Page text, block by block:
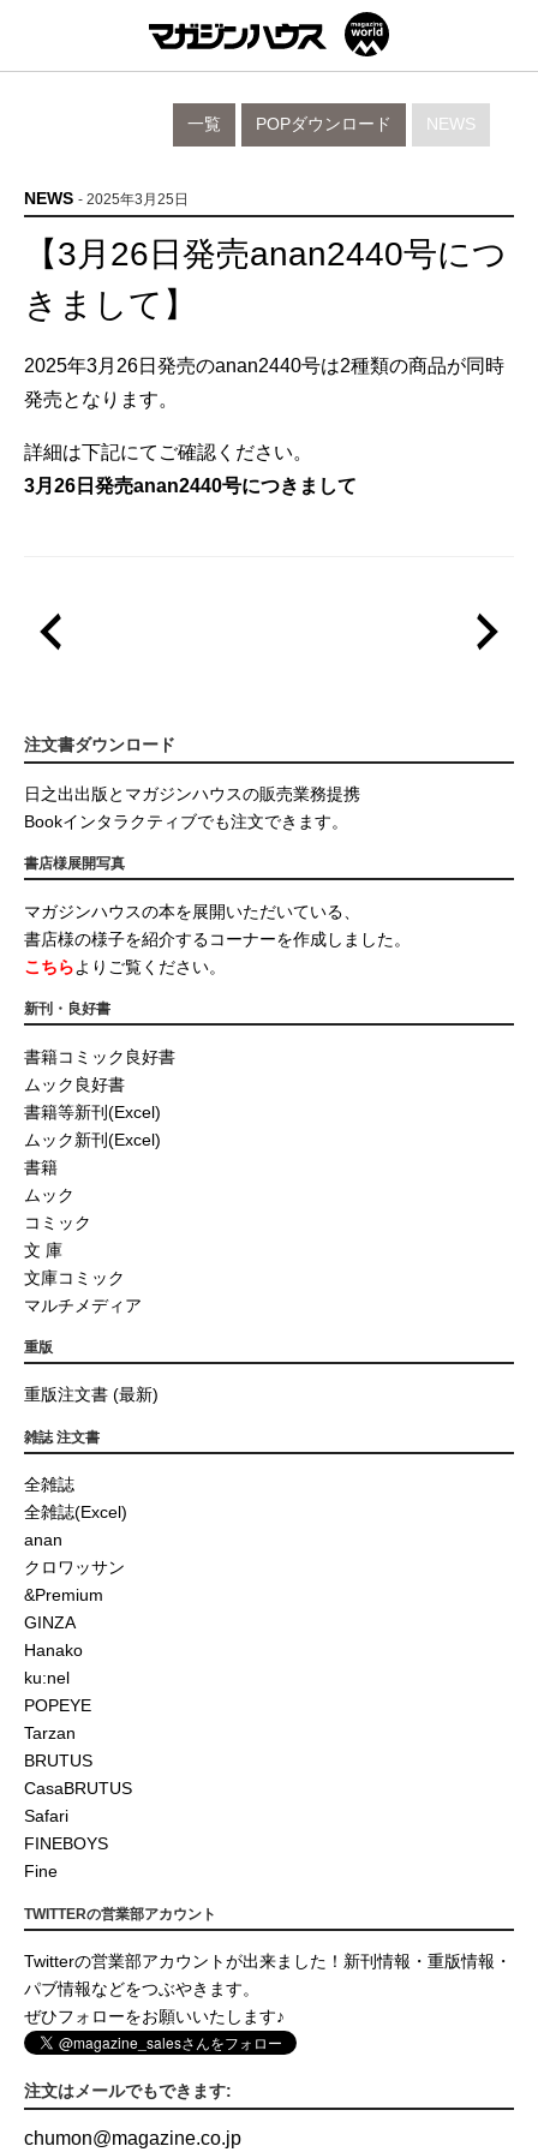
NEWS
POPダウンロード
一覧
NEWS - 2025年3月25日
【3月26日発売anan2440号につ
きまして】
2025年3月26日発売のanan2440号は2種類の商品が同時
発売となります。
詳細は下記にてご確認ください。
3月26日発売anan2440号につきまして
注文書ダウンロード
日之出出版とマガジンハウスの販売業務提携
Bookインタラクティブでも注文できます。
書店様展開写真
マガジンハウスの本を展開いただいている、
書店様の様子を紹介するコーナーを作成しました。
こちらよりご覧ください。
新刊・良好書
書籍コミック良好書
ムック良好書
書籍等新刊(Excel)
ムック新刊(Excel)
書籍
ムック
コミック
文 庫
文庫コミック
マルチメディア
重版
重版注文書 (最新)
雑誌 注文書
全雑誌
全雑誌(Excel)
anan
クロワッサン
&Premium
GINZA
Hanako
ku:nel
POPEYE
Tarzan
BRUTUS
CasaBRUTUS
Safari
FINEBOYS
Fine
TWITTERの営業部アカウント
Twitterの営業部アカウントが出来ました！新刊情報・重版情報・
パブ情報などをつぶやきます。
ぜひフォローをお願いいたします♪
注文はメールでもできます:
chumon@magazine.co.jp